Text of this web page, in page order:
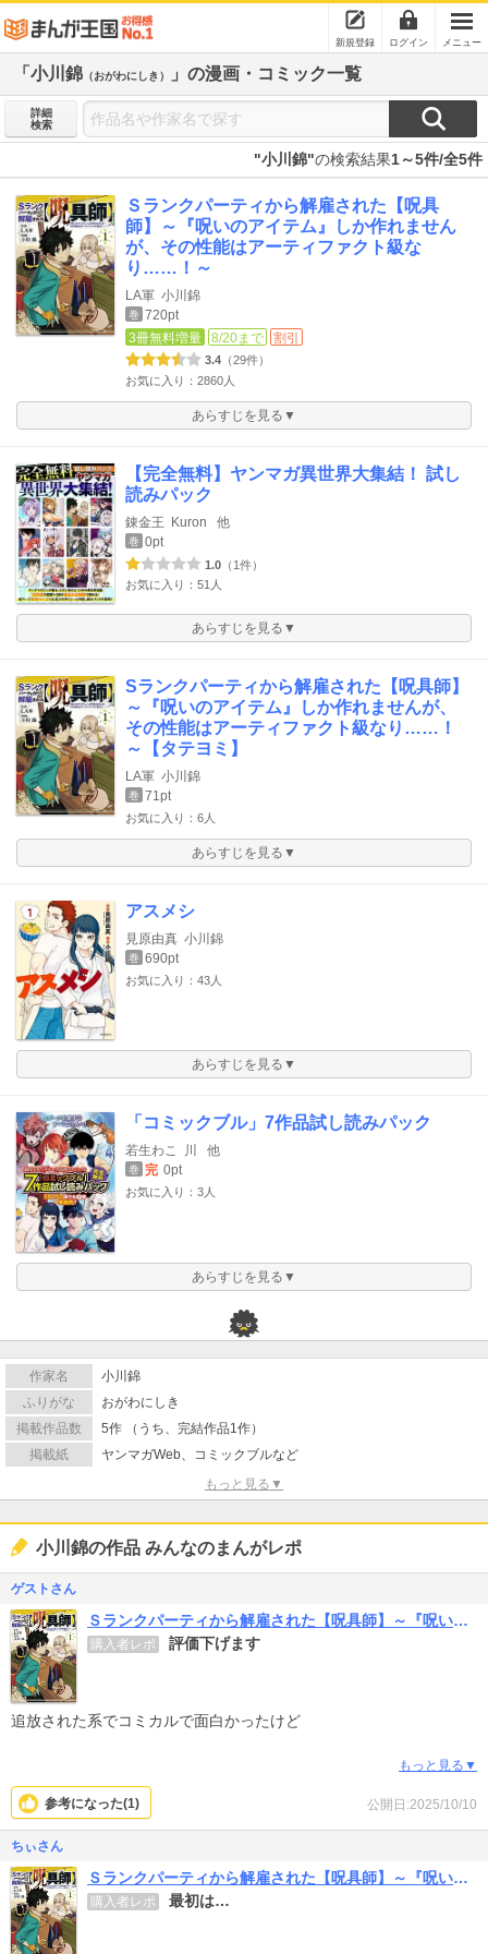
新規登録 ログイン メニュー
「小川錦 （おがわにしき） 」の漫画・コミック一覧
詳細
検索
"小川錦"の検索結果1～5件/全5件
Ｓランクパーティから解雇された【呪具
師】～『呪いのアイテム』しか作れません
が、その性能はアーティファクト級な
り……！～
LA軍 小川錦
巻 720pt
3冊無料増量
8/20まで 割引
3.4 （29件）
お気に入り：2860人
あらすじを見る▼
【完全無料】ヤンマガ異世界大集結！ 試し
読みパック
錬金王 Kuron 他
巻 0pt
1.0 （1件）
お気に入り：51人
あらすじを見る▼
Sランクパーティから解雇された【呪具師】
～『呪いのアイテム』しか作れませんが、
その性能はアーティファクト級なり……！
～【タテヨミ】
LA軍 小川錦
巻 71pt
お気に入り：6人
あらすじを見る▼
アスメシ
見原由真 小川錦
巻 690pt
お気に入り：43人
あらすじを見る▼
「コミックブル」7作品試し読みパック
若生わこ 川 他
巻 完 0pt
お気に入り：3人
あらすじを見る▼
作家名
小川錦
ふりがな
おがわにしき
掲載作品数
5作 （うち、完結作品1作）
掲載紙
ヤンマガWeb、コミックブルなど
もっと見る▼
小川錦の作品 みんなのまんがレポ
ゲストさん
Ｓランクパーティから解雇された【呪具師】～『呪いのアイテム』しか作れませんが、その性能はアーティファクト級なり……！～
購入者レポ 評価下げます
追放された系でコミカルで面白かったけど
面白かった。続きは買わないと思う
もっと見る▼
公開日:2025/10/10
参考になった(1)
ちぃさん
Ｓランクパーティから解雇された【呪具師】～『呪いのアイテム』しか作れませんが、その性能はアーティファクト級なり……！～
購入者レポ 最初は…